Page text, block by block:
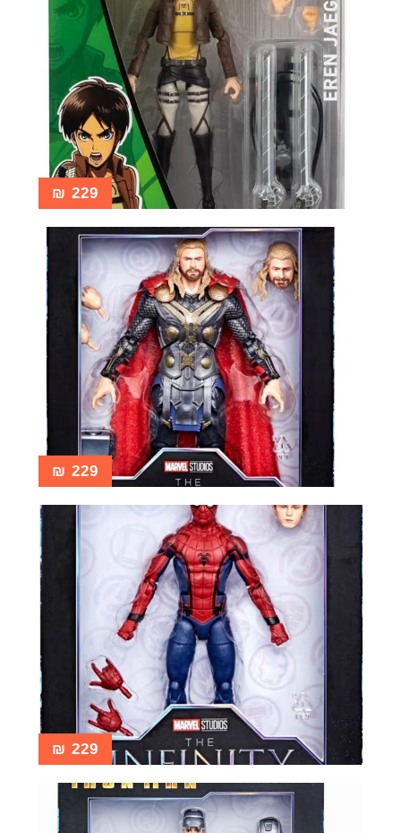
Pop! מבצע
229
₪
229
₪
229
₪